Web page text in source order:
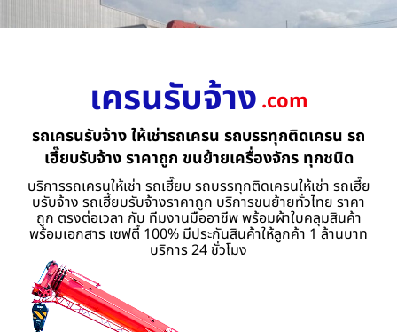
เครนรับจ้าง .com
รถเครนรับจ้าง ให้เช่ารถเครน รถบรรทุกติดเครน รถ
เฮี๊ยบรับจ้าง ราคาถูก ขนย้ายเครื่องจักร ทุกชนิด
บริการรถเครนให้เช่า รถเฮี๊ยบ รถบรรทุกติดเครนให้เช่า รถเฮี๊ย
บรับจ้าง รถเฮี้ยบรับจ้างราคาถูก บริการขนย้ายทั่วไทย ราคา
ถูก ตรงต่อเวลา กับ ทีมงานมืออาชีพ พร้อมผ้าใบคลุมสินค้า
พร้อมเอกสาร เซฟตี้ 100% มีประกันสินค้าให้ลูกค้า 1 ล้านบาท
บริการ 24 ชั่วโมง